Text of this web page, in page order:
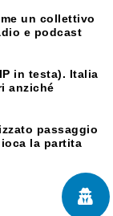
un collettivo
e podcast
in testa). Italia
anziché
passaggio
la partita